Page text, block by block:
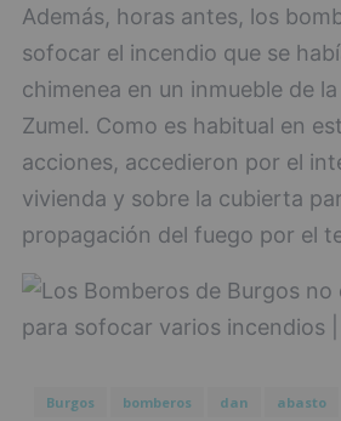
Además, horas antes, los
sofocar el incendio que se
chimenea en un inmueble de
Zumel. Como es habitual en
acciones, accedieron por el
vivienda y sobre la cubierta
propagación del fuego por el
Burgos bomberos dan abasto